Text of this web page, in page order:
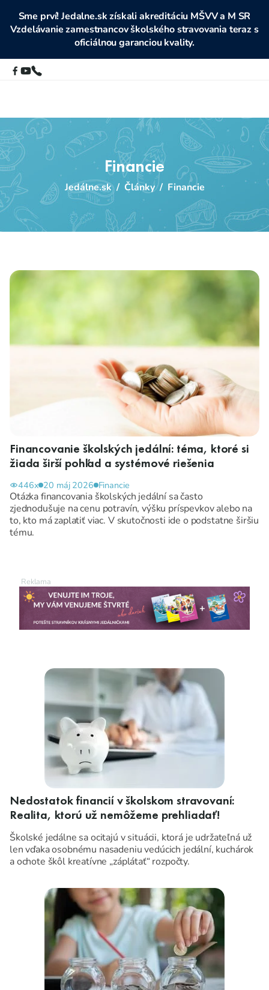
Sme prví! Jedalne.sk získali akreditáciu MŠVV a M SR
Vzdelávanie zamestnancov školského stravovania teraz s
oficiálnou garanciou kvality.
Financie
Jedálne.sk / Články / Financie
Financovanie školských jedální: téma, ktoré si
žiada širší pohľad a systémové riešenia
446x 20 máj 2026 Financie
Otázka financovania školských jedální sa často
zjednodušuje na cenu potravín, výšku príspevkov alebo na
to, kto má zaplatiť viac. V skutočnosti ide o podstatne širšiu
tému.
Nedostatok financií v školskom stravovaní:
Realita, ktorú už nemôžeme prehliadať!
Školské jedálne sa ocitajú v situácii, ktorá je udržateľná už
len vďaka osobnému nasadeniu vedúcich jedální, kuchárok
a ochote škôl kreatívne „záplátať“ rozpočty.
výnimkou.